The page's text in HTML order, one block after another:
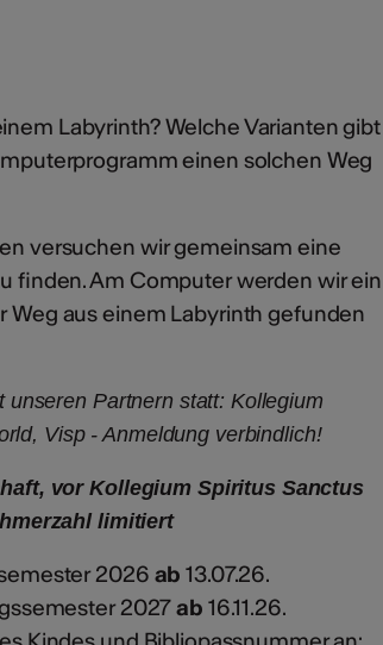
Labyrinth? Welche Varianten gibt
einen solchen Weg
versuchen wir gemeinsam eine
finden. Am Computer werden wir ein
Weg aus einem Labyrinth gefunden
Partnern statt: Kollegium
Visp - Anmeldung verbindlich!
vor Kollegium Spiritus Sanctus
limitiert
2026 ab13.07.26.
2027ab 16.11.26.